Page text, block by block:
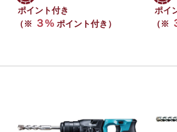
ポイント付き
（※ ３%ポイント付き）
ポイ
（※